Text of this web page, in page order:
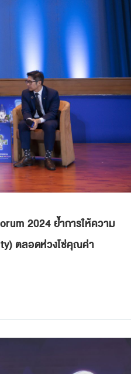
2024 ย้ำการให้ความ
ตลอดห่วงโซ่คุณค่า